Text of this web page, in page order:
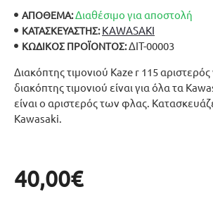
Διακόπτης τιμονιού Kaze r 115
διακόπτης τιμονιού είναι για όλα τα
είναι ο αριστερός των φλας.
Kawasaki.
ΑΠΟΘΕΜΑ:Διαθέσιμο για αποστολή
ΚΑΤΑΣΚΕΥΑΣΤΉΣ: KAWASAKI
ΚΩΔΙΚΌΣ ΠΡΟΪΌΝΤΟΣ:ΔΙΤ-00003
40,00€